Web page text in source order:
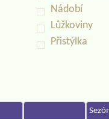
Nádobí
Lůžkoviny
Přistýlka